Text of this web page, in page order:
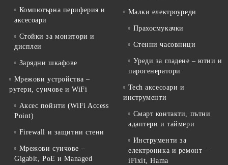
Компютърна периферия и
аксесоари
Стойки за монитори и
дисплеи
Зарядни шкафове
Мрежови устройства –
рутери, суичове и WiFi
Аксес пойнти (WiFi Access
Point)
Firewall и защитни стени
Мрежови суичове –
Gigabit, PoE и Managed
Малки електроуреди
Прахосмукачки
Стенни часовници
Уреди за гладене – ютии и
парогенератори
Tech аксесоари и
инструменти
Смарт контакти, пътни
адаптери и таймери
Инструменти за
електроника и ремонт –
iFixit, Hama